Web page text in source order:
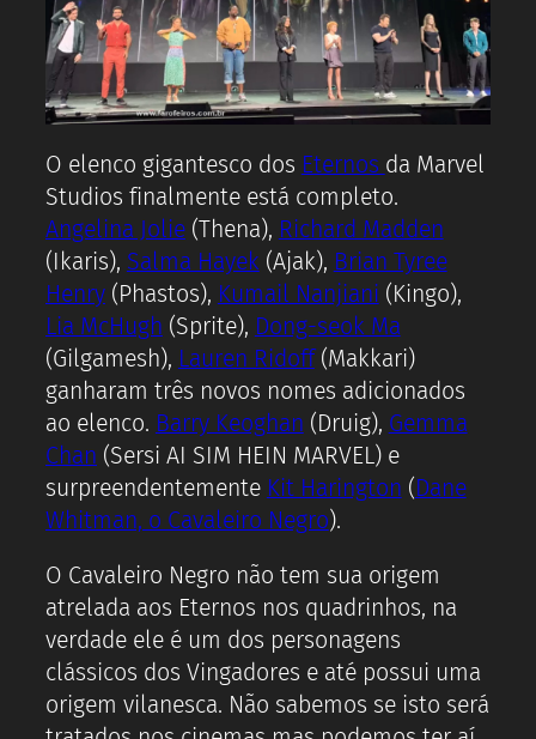
O elenco gigantesco dos Eternos da Marvel
Studios finalmente está completo.
Angelina Jolie(Thena), Richard Madden
(Ikaris), Salma Hayek (Ajak), Brian Tyree
Henry(Phastos), Kumail Nanjiani (Kingo),
Lia McHugh (Sprite), Dong-seok Ma
(Gilgamesh), Lauren Ridoff(Makkari)
ganharam três novos nomes adicionados
ao elenco. Barry Keoghan (Druig), Gemma
Chan (Sersi AI SIM HEIN MARVEL) e
surpreendentemente Kit Harington (Dane
Whitman, o Cavaleiro Negro).
O Cavaleiro Negro não tem sua origem
atrelada aos Eternos nos quadrinhos, na
verdade ele é um dos personagens
clássicos dos Vingadores e até possui uma
origem vilanesca. Não sabemos se isto será